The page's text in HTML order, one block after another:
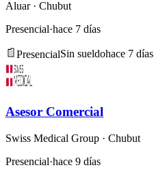
Aluar· Chubut
Presencial·hace 7 días
PresencialSin sueldohace 7 días
Asesor Comercial
Swiss Medical Group · Chubut
Presencial·hace 9 días